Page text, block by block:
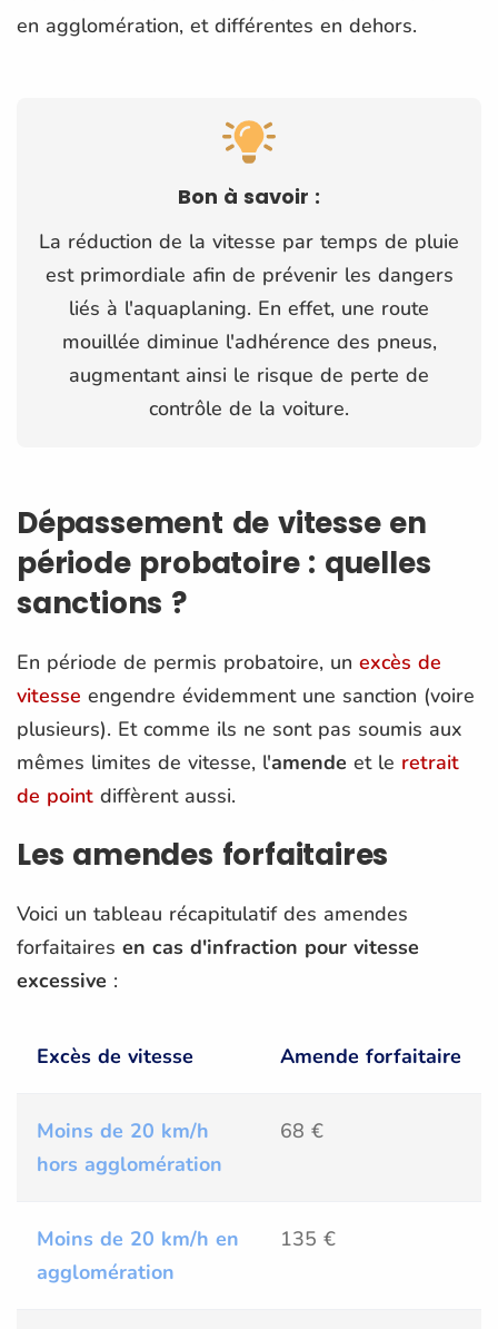
en agglomération, et différentes en dehors.
Bon à savoir :
La réduction de la vitesse par temps de pluie
est primordiale afin de prévenir les dangers
liés à l'aquaplaning. En effet, une route
mouillée diminue l'adhérence des pneus,
augmentant ainsi le risque de perte de
contrôle de la voiture.
Dépassement de vitesse en
période probatoire : quelles
sanctions ?
En période de permis probatoire, un excès de
vitesse engendre évidemment une sanction (voire
plusieurs). Et comme ils ne sont pas soumis aux
mêmes limites de vitesse, l'amende et le retrait
de point diffèrent aussi.
Les amendes forfaitaires
Voici un tableau récapitulatif des amendes
forfaitaires en cas d'infraction pour vitesse
excessive :
Excès de vitesse Amende forfaitaire
Moins de 20 km/h
hors agglomération
68 €
Moins de 20 km/h en
agglomération
135 €